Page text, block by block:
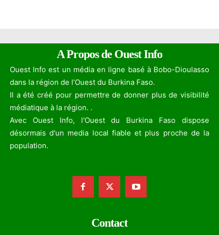
A Propos de Ouest Info
Ouest Info est un média en ligne basé à Bobo-Dioulasso
dans la région de l’Ouest du Burkina Faso.
Il a été créé pour permettre de donner plus de visibilité
médiatique à la région. .
Avec Ouest Info, l'Ouest du Burkina Faso dispose
désormais d'un media local fiable et plus proche de la
population.
Contact